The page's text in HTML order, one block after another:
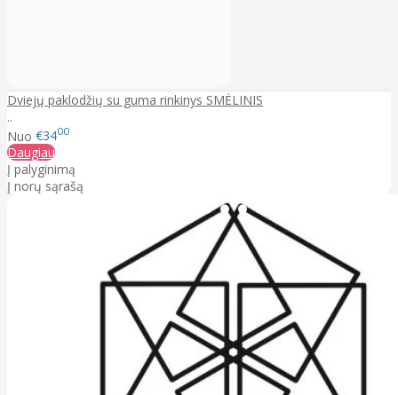
Dviejų paklodžių su guma rinkinys SMĖLINIS
..
Nuo €3400
Daugiau
Į palyginimą
Į norų sąrašą